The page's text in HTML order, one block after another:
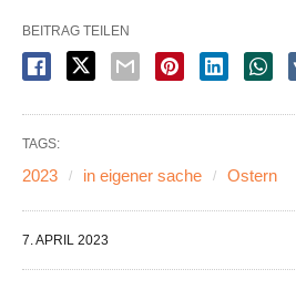
BEITRAG TEILEN
TAGS:
2023 in eigener sache Ostern
7. APRIL 2023